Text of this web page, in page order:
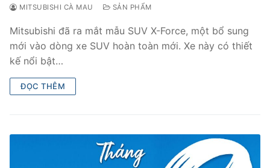
MITSUBISHI CÀ MAU SẢN PHẨM
Mitsubishi đã ra mắt mẫu SUV X-Force, một bổ sung
mới vào dòng xe SUV hoàn toàn mới. Xe này có thiết
kế nổi bật…
ĐỌC THÊM